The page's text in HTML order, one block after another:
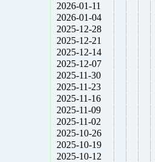
2026-01-11
2026-01-04
2025-12-28
2025-12-21
2025-12-14
2025-12-07
2025-11-30
2025-11-23
2025-11-16
2025-11-09
2025-11-02
2025-10-26
2025-10-19
2025-10-12